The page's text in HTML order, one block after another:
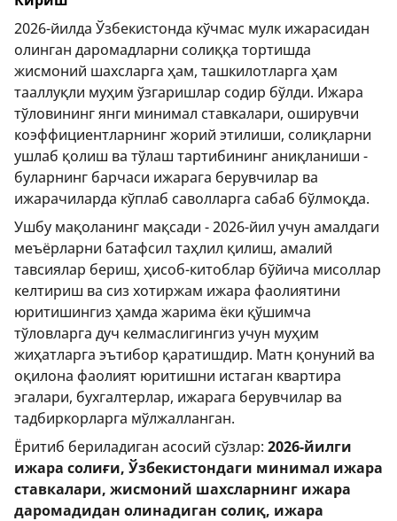
2026-йилда Ўзбекистонда кўчмас мулк ижарасидан
олинган даромадларни солиққа тортишда
жисмоний шахсларга ҳам, ташкилотларга ҳам
тааллуқли муҳим ўзгаришлар содир бўлди. Ижара
тўловининг янги минимал ставкалари, оширувчи
коэффициентларнинг жорий этилиши, солиқларни
ушлаб қолиш ва тўлаш тартибининг аниқланиши -
буларнинг барчаси ижарага берувчилар ва
ижарачиларда кўплаб саволларга сабаб бўлмоқда.
Ушбу мақоланинг мақсади - 2026-йил учун амалдаги
меъёрларни батафсил таҳлил қилиш, амалий
тавсиялар бериш, ҳисоб-китоблар бўйича мисоллар
келтириш ва сиз хотиржам ижара фаолиятини
юритишингиз ҳамда жарима ёки қўшимча
тўловларга дуч келмаслигингиз учун муҳим
жиҳатларга эътибор қаратишдир. Матн қонуний ва
оқилона фаолият юритишни истаган квартира
эгалари, бухгалтерлар, ижарага берувчилар ва
тадбиркорларга мўлжалланган.
Ёритиб бериладиган асосий сўзлар: 2026-йилги
ижара солиғи, Ўзбекистондаги минимал ижара
ставкалари, жисмоний шахсларнинг ижара
даромадидан олинадиган солиқ, ижара